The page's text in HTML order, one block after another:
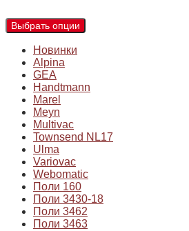
Выбрать опции
Новинки
Alpina
GEA
Handtmann
Marel
Meyn
Multivac
Townsend NL17
Ulma
Variovac
Webomatic
Поли 160
Поли 3430-18
Поли 3462
Поли 3463